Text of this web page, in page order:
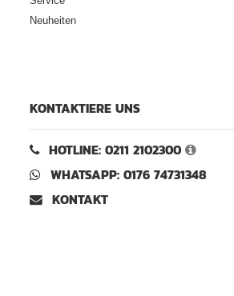
Neuheiten
KONTAKTIERE UNS
HOTLINE: 0211 2102300
WHATSAPP: 0176 74731348
KONTAKT